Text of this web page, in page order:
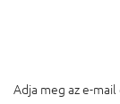
Adja meg az e-